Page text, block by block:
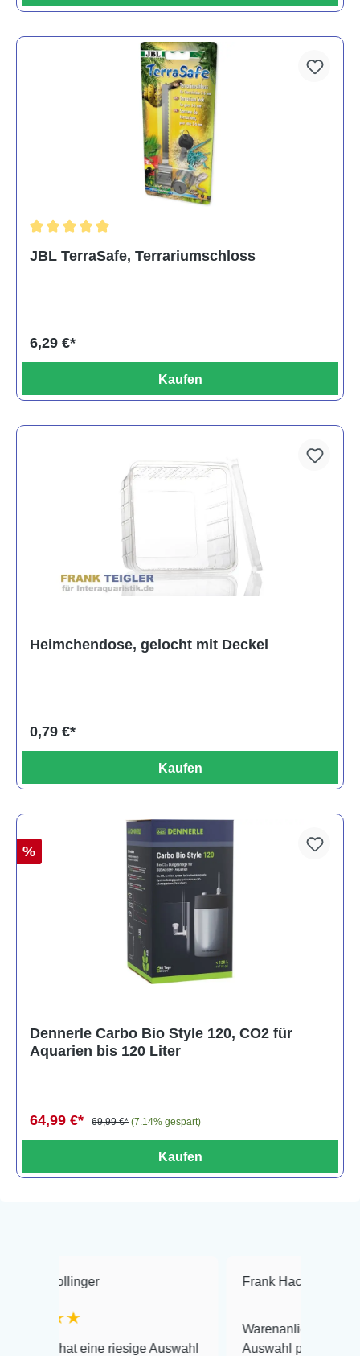
JBL TerraSafe, Terrariumschloss
6,29 €*
Kaufen
Heimchendose, gelocht mit Deckel
0,79 €*
Kaufen
%
Dennerle Carbo Bio Style 120, CO2 für
Aquarien bis 120 Liter
64,99 €* 69,99 €* (7.14% gespart)
Kaufen
eine riesige Auswahl
Frank Hackmayer
Warenanlieferung Top und die
Auswahl plus